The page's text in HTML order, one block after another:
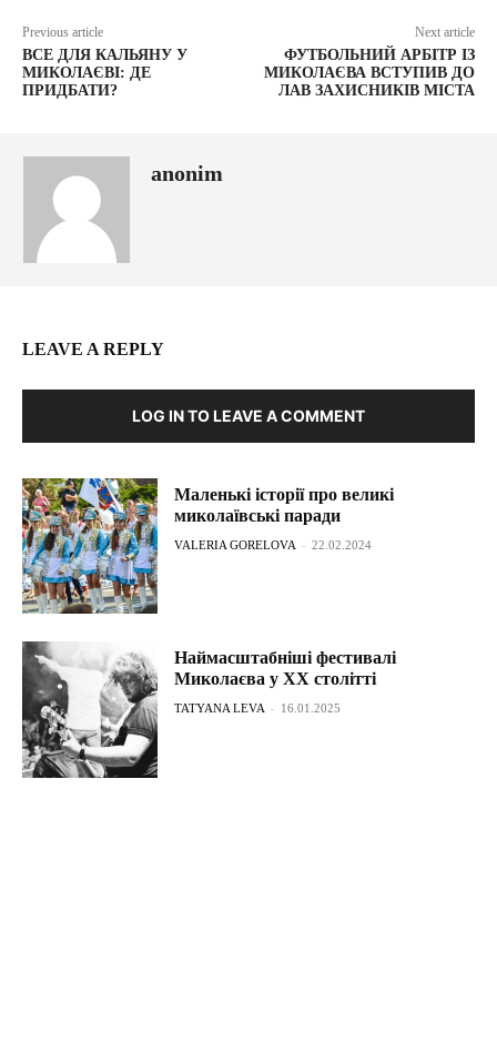
Previous article
ВСЕ ДЛЯ КАЛЬЯНУ У
МИКОЛАЄВІ: ДЕ
ПРИДБАТИ?
Next article
ФУТБОЛЬНИЙ АРБІТР ІЗ
МИКОЛАЄВА ВСТУПИВ ДО
ЛАВ ЗАХИСНИКІВ МІСТА
anonim
LEAVE A REPLY
LOG IN TO LEAVE A COMMENT
Маленькі історії про великі
миколаївські паради
VALERIA GORELOVA - 22.02.2024
Наймасштабніші фестивалі
Миколаєва у XX столітті
TATYANA LEVA - 16.01.2025